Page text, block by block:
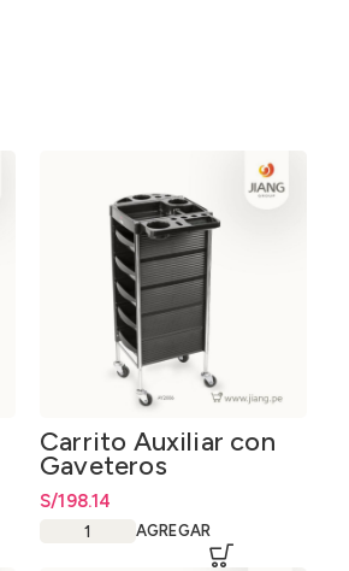
Carrito Auxiliar con
Gaveteros
S/198.14
AGREGAR